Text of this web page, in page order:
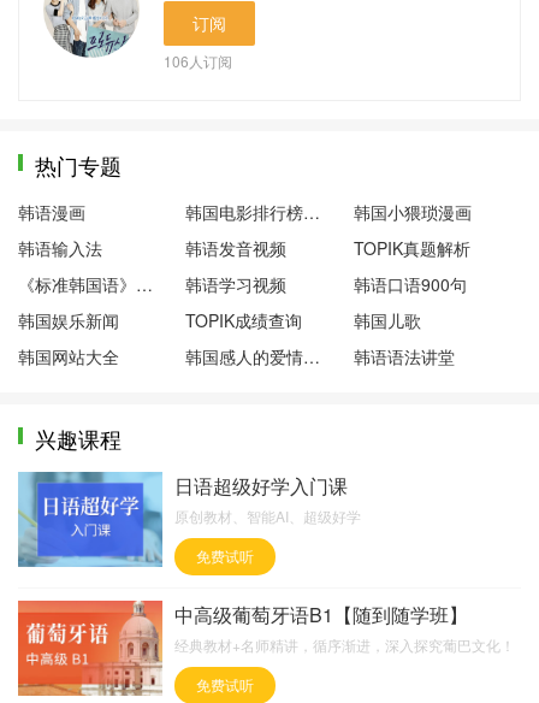
订阅
106 人订阅
热门专题
韩语漫画 韩国电影排行榜前十名
韩国小猥琐漫画
韩语输入法
韩语发音视频
TOPIK真题解析
《标准韩国语》第一册
韩语学习视频
韩语口语900句
韩国娱乐新闻
TOPIK成绩查询
韩国儿歌
韩国网站大全
韩国感人的爱情电影 韩语语法讲堂
兴趣课程
日语超级好学入门课
原创教材、智能AI、超级好学
免费试听
中高级葡萄牙语B1【随到随学班】
经典教材+名师精讲，循序渐进，深入探究葡巴文化！
免费试听